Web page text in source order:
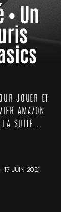
Un
JOUER ET
AMAZON
SUITE...
17 JUIN 2021